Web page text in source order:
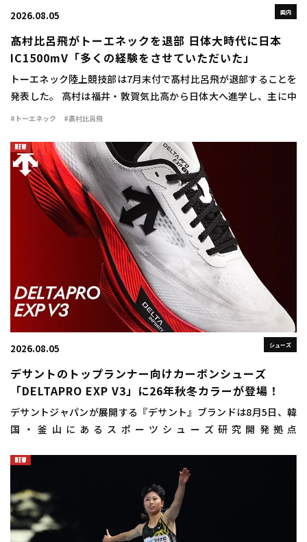
国内
2026.08.05
髙村比呂飛がトーエネックを退部 日体大時代に日本
IC1500mV「多くの経験をさせていただいた」
トーエネック陸上競技部は7月末付で髙村比呂飛が退部することを
発表した。 高村は福井・敦賀気比高から日体大へ進学し、主に中
距離で活躍。1500mで2年時に3分42秒76をマークすると、3、4年
#トーエネック #髙村比呂飛
シューズ
2026.08.05
デサントのトップランナー向けカーボンシューズ
「DELTAPRO EXP V3」に26年秋冬カラーが登場！
デサントジャパンが展開する『デサント』ブランドは8月5日、韓
国・釜山にあるスポーツシューズ研究開発拠点
BUSAN（ディスクプサン）」にお […]